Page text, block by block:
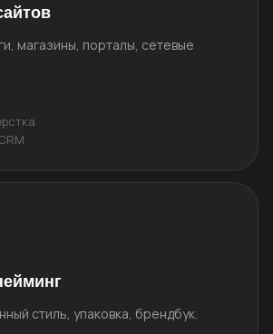
магазины, порталы, сетевые
стиль, упаковка, брендбук.